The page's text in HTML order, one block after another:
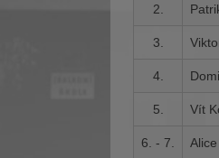
2.
3.
4.
5. Vít
6. - 7.